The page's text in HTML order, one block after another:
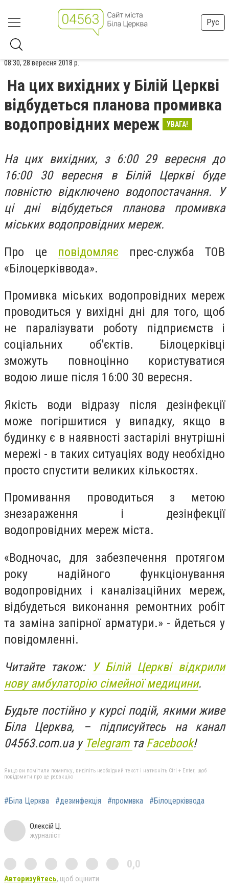
Рус
08:30, 28 вересня 2018 р.
На цих вихідних у Білій Церкві
відбудеться планова промивка
водопровідних мереж
УВАГА!
На цих вихідних, з 6:00 29 вересня до
16:00 30 вересня в Білій Церкві буде
повністю відключено водопостачання. У
ці дні відбудеться планова промивка
міських водопровідних мереж.
Про це повідомляє прес-служба ТОВ
«Білоцерківвода».
Промивка міських водопровідних мереж
проводиться у вихідні дні для того, щоб
не паралізувати роботу підприємств і
соціальних об'єктів. Білоцерківці
зможуть повноцінно користуватися
водою лише після 16:00 30 вересня.
Якість води відразу після дезінфекції
може погіршитися у випадку, якщо в
будинку є в наявності застарілі внутрішні
мережі - в таких ситуаціях воду необхідно
просто спустити великих кількостях.
Промивання проводиться з метою
знезараження і дезінфекції
водопровідних мереж міста.
«Водночас, для забезпечення протягом
року надійного функціонування
водопровідних і каналізаційних мереж,
відбудеться виконання ремонтних робіт
та заміна запірної арматури.» - йдеться у
повідомленні.
Читайте також: У Білій Церкві відкрили
нову амбулаторію сімейної медицини.
Будьте постійно у курсі подій, якими живе
Біла Церква, – підписуйтесь на канал
04563.com.ua у Telegram та Facebook!
Якщо ви помітили помилку, виділіть необхідний текст і натисніть Ctrl + Enter, щоб
повідомити про це редакцію
#Біла Церква #дезинфекція #промивка #Білоцерківвода
Олексій Ц.
журналіст
0,0
Авторизуйтесь, щоб оцінити